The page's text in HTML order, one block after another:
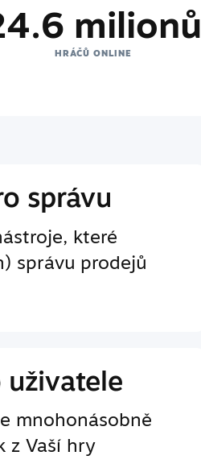
milionů
HRÁČŮ ONLINE
správu
které
správu prodejů
uživatele
mnohonásobně
z Vaší hry